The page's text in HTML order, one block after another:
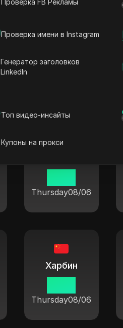
Проверка FB Рекламы
Проверка имени в Instagram
Генератор заголовков
LinkedIn
Топ видео-инсайты
Купоны на прокси
Thursday08/06
Харбин
Thursday08/06